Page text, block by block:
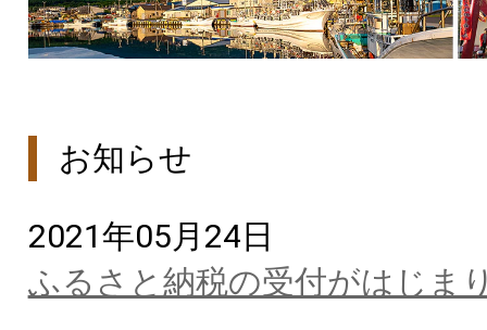
お知らせ
2021年05月24日
ふるさと納税の受付がはじま